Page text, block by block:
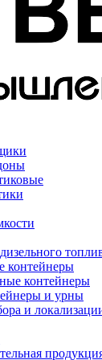
контейнеры
контейнеры
и урны
и